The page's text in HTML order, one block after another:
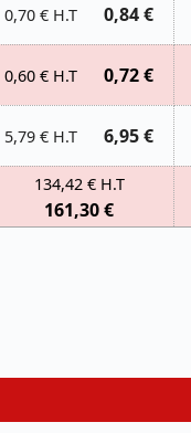
0,70 € H.T 0,84 €
0,60 € H.T 0,72 €
5,79 € H.T 6,95 €
134,42 € H.T
161,30 €